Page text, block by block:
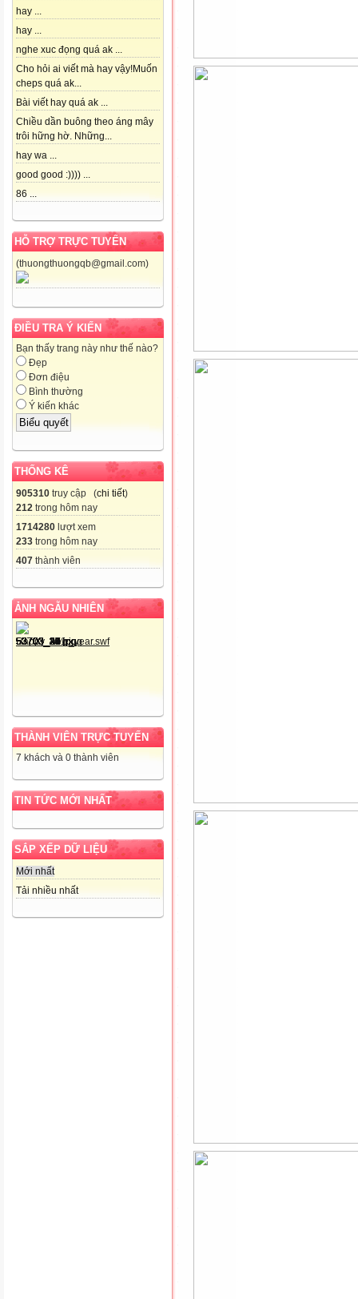
hay ...
hay ...
nghe xuc đọng quá ak ...
Cho hỏi ai viết mà hay vậy!Muốn
cheps quá ak...
Bài viết hay quá ak ...
Chiều dần buông theo áng mây
trôi hững hờ. Những...
hay wa ...
good good :)))) ...
86 ...
HỖ TRỢ TRỰC TUYẾN
(thuongthuongqb@gmail.com)
ĐIỀU TRA Ý KIẾN
Bạn thấy trang này như thế nào?
Đẹp
Đơn điệu
Bình thường
Ý kiến khác
THỐNG KÊ
905310 truy cập (chi tiết)
212 trong hôm nay
1714280 lượt xem
233 trong hôm nay
407 thành viên
ẢNH NGẪU NHIÊN
THÀNH VIÊN TRỰC TUYẾN
7 khách và 0 thành viên
TIN TỨC MỚI NHẤT
SẮP XẾP DỮ LIỆU
Mới nhất
Tải nhiều nhất